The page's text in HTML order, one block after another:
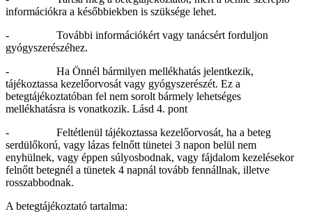
információkra a későbbiekben is szüksége lehet.
- További információkért vagy tanácsért forduljon
gyógyszerészéhez.
- Ha Önnél bármilyen mellékhatás jelentkezik,
tájékoztassa kezelőorvosát vagy gyógyszerészét. Ez a
betegtájékoztatóban fel nem sorolt bármely lehetséges
mellékhatásra is vonatkozik. Lásd 4. pont
- Feltétlenül tájékoztassa kezelőorvosát, ha a beteg
serdülőkorú, vagy lázas felnőtt tünetei 3 napon belül nem
enyhülnek, vagy éppen súlyosbodnak, vagy fájdalom kezelésekor
felnőtt betegnél a tünetek 4 napnál tovább fennállnak, illetve
rosszabbodnak.
A betegtájékoztató tartalma: